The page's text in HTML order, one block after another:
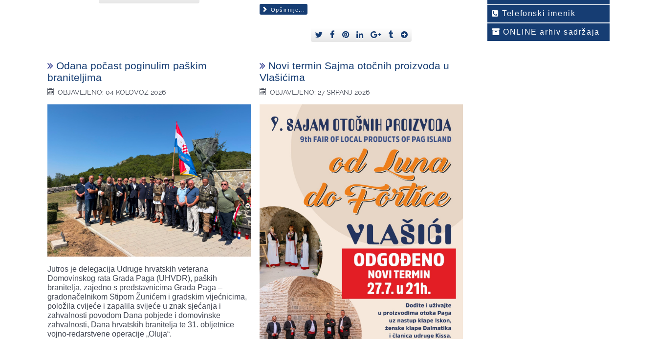
Opširnije...
Odana počast poginulim paškim
braniteljima
OBJAVLJENO: 04 KOLOVOZ 2026
Jutros je delegacija Udruge hrvatskih veterana
Domovinskog rata Grada Paga (UHVDR), paških
branitelja, zajedno s predstavnicima Grada Paga –
gradonačelnikom Stipom Žunićem i gradskim vijećnicima,
položila cvijeće i zapalila svijeće u znak sjećanja i
zahvalnosti povodom Dana pobjede i domovinske
zahvalnosti, Dana hrvatskih branitelja te 31. obljetnice
vojno-redarstvene operacije „Oluja“.
Novi termin Sajma otočnih proizvoda u
Vlašićima
OBJAVLJENO: 27 SRPANJ 2026
Telefonski imenik
ONLINE arhiv sadržaja